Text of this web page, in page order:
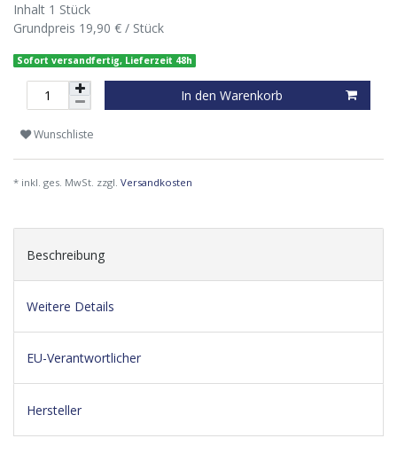
Inhalt 1 Stück
Grundpreis 19,90 € / Stück
Sofort versandfertig, Lieferzeit 48h
In den Warenkorb
Wunschliste
* inkl. ges. MwSt. zzgl. Versandkosten
Beschreibung
Weitere Details
EU-Verantwortlicher
Hersteller